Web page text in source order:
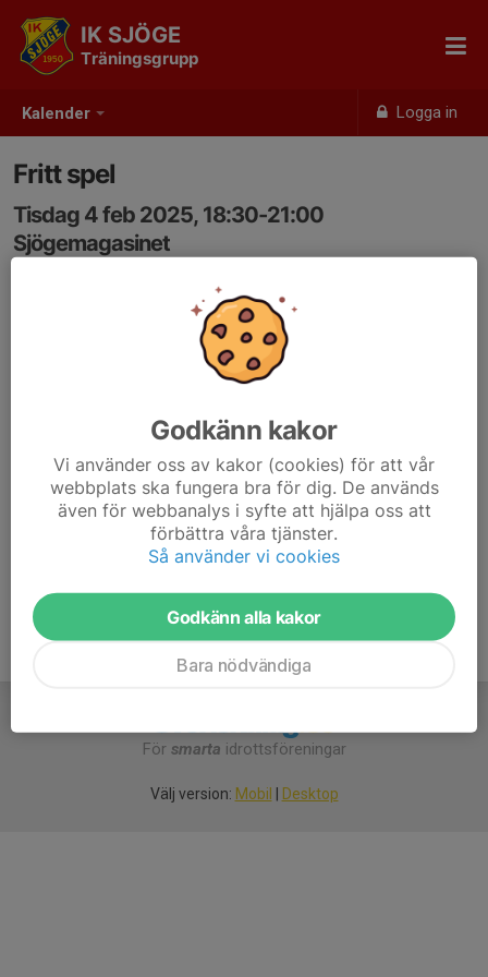
Kalender Logga in
IK SJÖGE
Träningsgrupp
Fritt spel
Tisdag 4 feb 2025, 18:30-21:00
Sjögemagasinet
Samling: 18:30, Sjögemagasinet
Ej ledarledd. Det finns möjlighet att spela när ni själva
vill. Men kolla att minst en vuxen är med och öppnar
innan ni åker till hallen. Kontakta någon av ledarna för att
Skriv i svaret ungefär vilka tider ni avser vara där, t.ex.
18:30-19:30, så att andra spelsugna kan försöka
matcha det.
För smarta idrottsföreningar
Välj version: Mobil Desktop
Godkänn kakor
Vi använder oss av kakor (cookies) för att vår
webbplats ska fungera bra för dig. De används
även för webbanalys i syfte att hjälpa oss att
förbättra våra tjänster.
Så använder vi cookies
Godkänn alla kakor
Bara nödvändiga